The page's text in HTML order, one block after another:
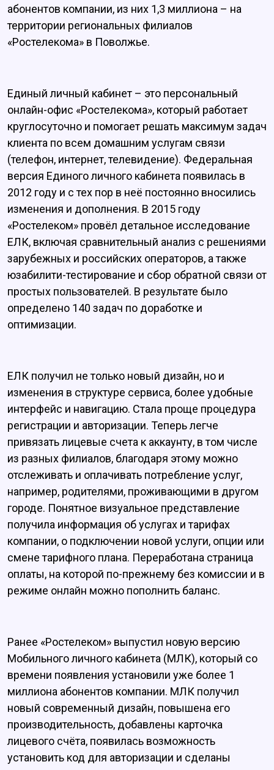
абонентов компании, из них 1,3 миллиона – на
территории региональных филиалов
«Ростелекома» в Поволжье.
Единый личный кабинет – это персональный
онлайн-офис «Ростелекома», который работает
круглосуточно и помогает решать максимум задач
клиента по всем домашним услугам связи
(телефон, интернет, телевидение). Федеральная
версия Единого личного кабинета появилась в
2012 году и с тех пор в неё постоянно вносились
изменения и дополнения. В 2015 году
«Ростелеком» провёл детальное исследование
ЕЛК, включая сравнительный анализ с решениями
зарубежных и российских операторов, а также
юзабилити-тестирование и сбор обратной связи от
простых пользователей. В результате было
определено 140 задач по доработке и
оптимизации.
ЕЛК получил не только новый дизайн, но и
изменения в структуре сервиса, более удобные
интерфейс и навигацию. Стала проще процедура
регистрации и авторизации. Теперь легче
привязать лицевые счета к аккаунту, в том числе
из разных филиалов, благодаря этому можно
отслеживать и оплачивать потребление услуг,
например, родителями, проживающими в другом
городе. Понятное визуальное представление
получила информация об услугах и тарифах
компании, о подключении новой услуги, опции или
смене тарифного плана. Переработана страница
оплаты, на которой по-прежнему без комиссии и в
режиме онлайн можно пополнить баланс.
Ранее «Ростелеком» выпустил новую версию
Мобильного личного кабинета (МЛК), который со
времени появления установили уже более 1
миллиона абонентов компании. МЛК получил
новый современный дизайн, повышена его
производительность, добавлены карточка
лицевого счёта, появилась возможность
установить код для авторизации и сделаны